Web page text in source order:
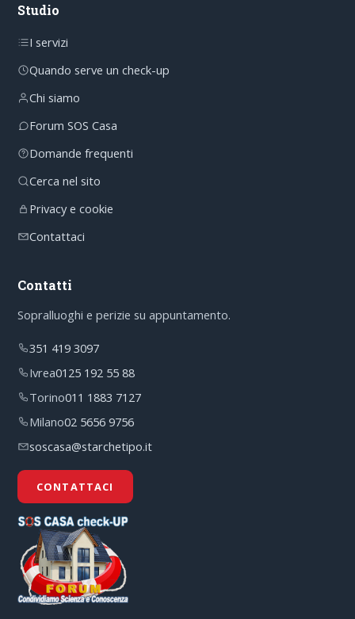
Studio
I servizi
Quando serve un check-up
Chi siamo
Forum SOS Casa
Domande frequenti
Cerca nel sito
Privacy e cookie
Contattaci
Contatti
Sopralluoghi e perizie su appuntamento.
351 419 3097
Ivrea0125 192 55 88
Torino011 1883 7127
Milano02 5656 9756
soscasa@starchetipo.it
CONTATTACI